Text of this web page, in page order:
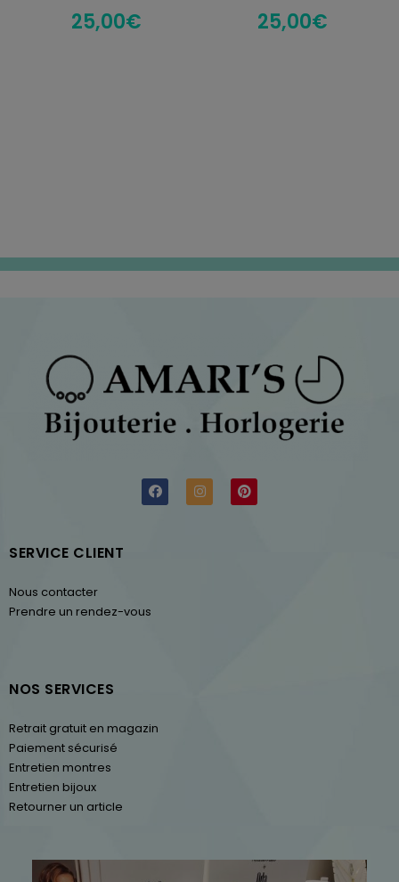
25,00€ 25,00€
SERVICE CLIENT
Nous contacter
Prendre un rendez-vous
NOS SERVICES
Retrait gratuit en magazin
Paiement sécurisé
Entretien montres
Entretien bijoux
Retourner un article